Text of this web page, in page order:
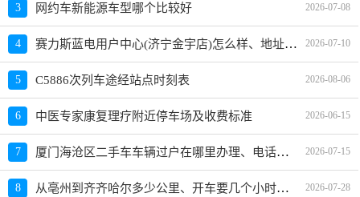
3 网约车新能源车型哪个比较好 2026-07-08
4 赛力斯蓝电用户中心(济宁金宇店)怎么样、地址、电话、上班时间查询 2026-07-10
5 C5886次列车途经站点时刻表 2026-08-06
6 中医专家康复理疗附近停车场及收费标准 2026-06-15
7 厦门海沧区二手车车辆过户在哪里办理、电话、上班时间 2026-07-15
8 从亳州到齐齐哈尔多少公里、开车要几个小时？过路费、油费等 2026-07-28